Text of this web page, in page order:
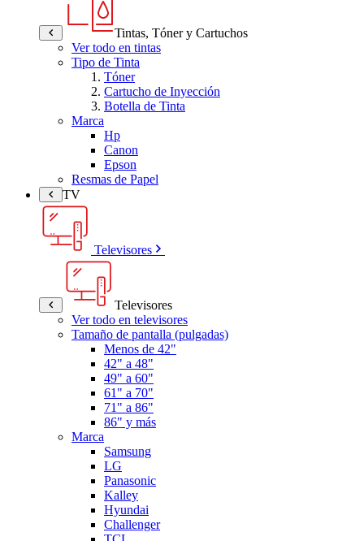
Tintas, Tóner y Cartuchos
Ver todo en tintas
Tipo de Tinta
Tóner
Cartucho de Inyección
Botella de Tinta
Marca
Hp
Canon
Epson
Resmas de Papel
TV
Televisores
Televisores
Ver todo en televisores
Tamaño de pantalla (pulgadas)
Menos de 42"
42" a 48"
49" a 60"
61" a 70"
71" a 86"
86" y más
Marca
Samsung
LG
Panasonic
Kalley
Hyundai
Challenger